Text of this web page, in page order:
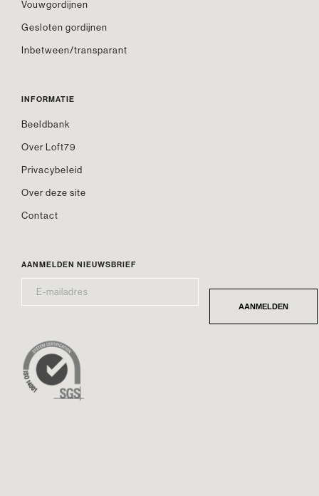
Vouwgordijnen
Gesloten gordijnen
Inbetween/transparant
INFORMATIE
Beeldbank
Over Loft79
Privacybeleid
Over deze site
Contact
AANMELDEN NIEUWSBRIEF
MAILADRES* AANMELDEN